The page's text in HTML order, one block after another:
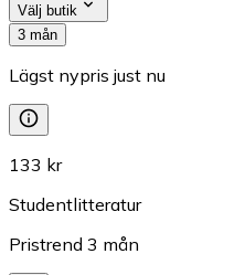
Välj butik
3 mån
Lägst nypris just nu
133 kr
Studentlitteratur
Pristrend 3 mån